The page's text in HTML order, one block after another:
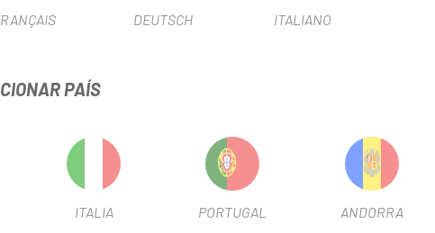
otros usuarios de la vía.
vida útil.
DEUTSCH ITALIANO
PAÍS
ITALIA PORTUGAL ANDORRA